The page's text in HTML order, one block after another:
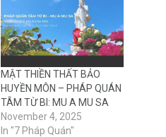
MẬT THIỀN THẤT BẢO
HUYỀN MÔN – PHÁP QUÁN
TÂM TỪ BI: MU A MU SA
November 4, 2025
In "7 Pháp Quán"